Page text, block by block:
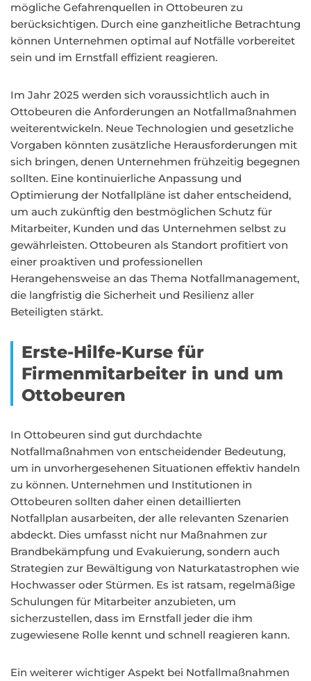
mögliche Gefahrenquellen in Ottobeuren zu
berücksichtigen. Durch eine ganzheitliche Betrachtung
können Unternehmen optimal auf Notfälle vorbereitet
sein und im Ernstfall effizient reagieren.
Im Jahr 2025 werden sich voraussichtlich auch in
Ottobeuren die Anforderungen an Notfallmaßnahmen
weiterentwickeln. Neue Technologien und gesetzliche
Vorgaben könnten zusätzliche Herausforderungen mit
sich bringen, denen Unternehmen frühzeitig begegnen
sollten. Eine kontinuierliche Anpassung und
Optimierung der Notfallpläne ist daher entscheidend,
um auch zukünftig den bestmöglichen Schutz für
Mitarbeiter, Kunden und das Unternehmen selbst zu
gewährleisten. Ottobeuren als Standort profitiert von
einer proaktiven und professionellen
Herangehensweise an das Thema Notfallmanagement,
die langfristig die Sicherheit und Resilienz aller
Beteiligten stärkt.
Erste-Hilfe-Kurse für
Firmenmitarbeiter in und um
Ottobeuren
In Ottobeuren sind gut durchdachte
Notfallmaßnahmen von entscheidender Bedeutung,
um in unvorhergesehenen Situationen effektiv handeln
zu können. Unternehmen und Institutionen in
Ottobeuren sollten daher einen detaillierten
Notfallplan ausarbeiten, der alle relevanten Szenarien
abdeckt. Dies umfasst nicht nur Maßnahmen zur
Brandbekämpfung und Evakuierung, sondern auch
Strategien zur Bewältigung von Naturkatastrophen wie
Hochwasser oder Stürmen. Es ist ratsam, regelmäßige
Schulungen für Mitarbeiter anzubieten, um
sicherzustellen, dass im Ernstfall jeder die ihm
zugewiesene Rolle kennt und schnell reagieren kann.
Ein weiterer wichtiger Aspekt bei Notfallmaßnahmen